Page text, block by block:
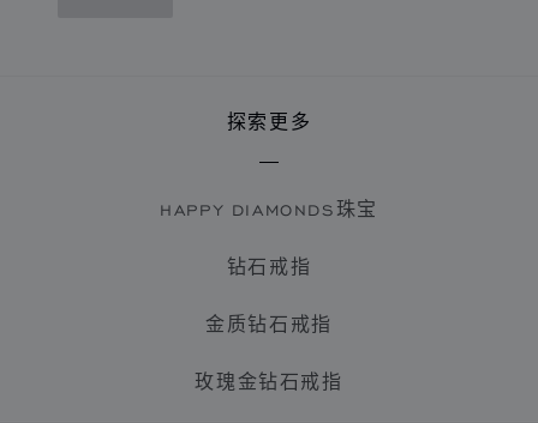
探索更多
HAPPY DIAMONDS珠宝
钻石戒指
金质钻石戒指
玫瑰金钻石戒指